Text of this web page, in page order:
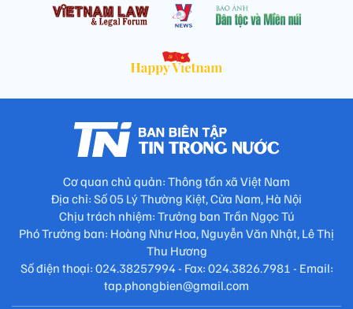
Cơ quan chủ quản: Thông tấn xã Việt Nam
Địa chỉ: Số 05 Lý Thường Kiệt, Cửa Nam, Hà Nội
Chịu trách nhiệm: Trưởng ban Trần Ngọc Tú
Phó Trưởng ban: Hoàng Như Hoa, Nguyễn Văn Nhật, Lê Thị
Thu Hương
Số điện thoại: 024.38257994 - Fax: 024.3826.7981 - Email:
tap.phongbien@gmail.com